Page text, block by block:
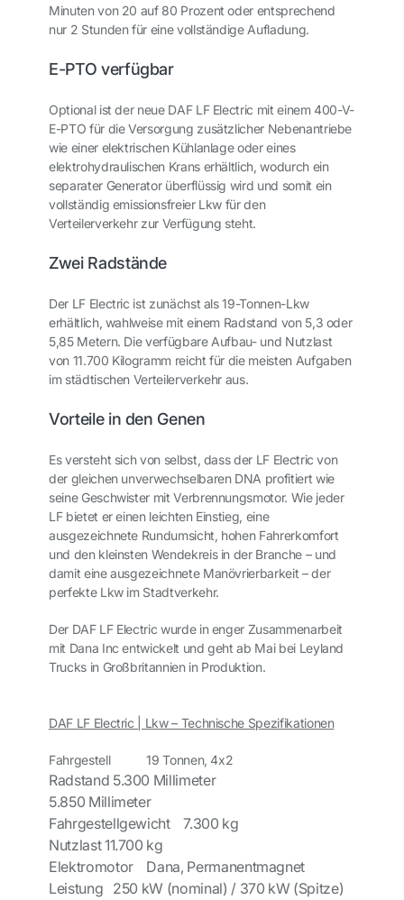
Minuten von 20 auf 80 Prozent oder entsprechend
nur 2 Stunden für eine vollständige Aufladung.
E-PTO verfügbar
Optional ist der neue DAF LF Electric mit einem 400-V-
E-PTO für die Versorgung zusätzlicher Nebenantriebe
wie einer elektrischen Kühlanlage oder eines
elektrohydraulischen Krans erhältlich, wodurch ein
separater Generator überflüssig wird und somit ein
vollständig emissionsfreier Lkw für den
Verteilerverkehr zur Verfügung steht.
Zwei Radstände
Der LF Electric ist zunächst als 19-Tonnen-Lkw
erhältlich, wahlweise mit einem Radstand von 5,3 oder
5,85 Metern. Die verfügbare Aufbau- und Nutzlast
von 11.700 Kilogramm reicht für die meisten Aufgaben
im städtischen Verteilerverkehr aus.
Vorteile in den Genen
Es versteht sich von selbst, dass der LF Electric von
der gleichen unverwechselbaren DNA profitiert wie
seine Geschwister mit Verbrennungsmotor. Wie jeder
LF bietet er einen leichten Einstieg, eine
ausgezeichnete Rundumsicht, hohen Fahrerkomfort
und den kleinsten Wendekreis in der Branche – und
damit eine ausgezeichnete Manövrierbarkeit – der
perfekte Lkw im Stadtverkehr.
Der DAF LF Electric wurde in enger Zusammenarbeit
mit Dana Inc entwickelt und geht ab Mai bei Leyland
Trucks in Großbritannien in Produktion.
DAF LF Electric | Lkw – Technische Spezifikationen
Fahrgestell19 Tonnen, 4x2
Radstand 5.300 Millimeter
5.850 Millimeter
Fahrgestellgewicht7.300 kg
Nutzlast11.700 kg
Elektromotor Dana, Permanentmagnet
Leistung 250 kW (nominal) / 370 kW (Spitze)